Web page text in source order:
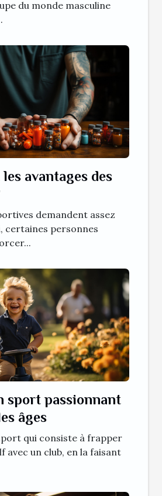
du monde masculine
avantages des
demandent assez
certaines personnes
sport passionnant
âges
qui consiste à frapper
avec un club, en la faisant